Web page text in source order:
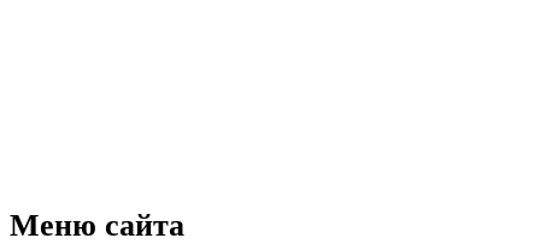
Меню сайта